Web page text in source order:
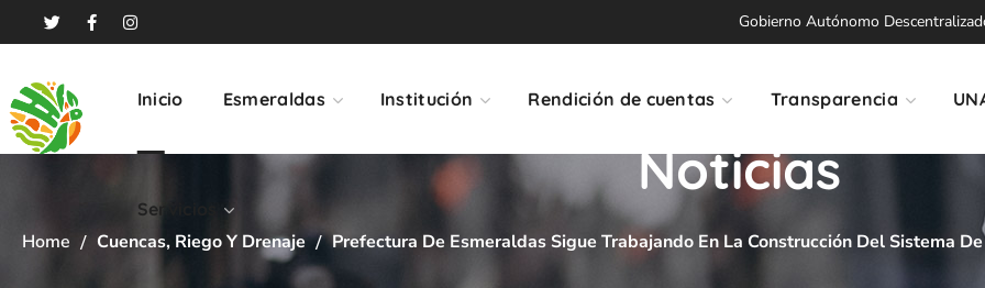
Gobierno Autónomo
Inicio Esmeraldas Institución Rendición de cuentas Transparencia
Servicios
Noticias
Home Cuencas, Riego Y Drenaje Prefectura De Esmeraldas Sigue Trabajando En La Construcción Del Sistema